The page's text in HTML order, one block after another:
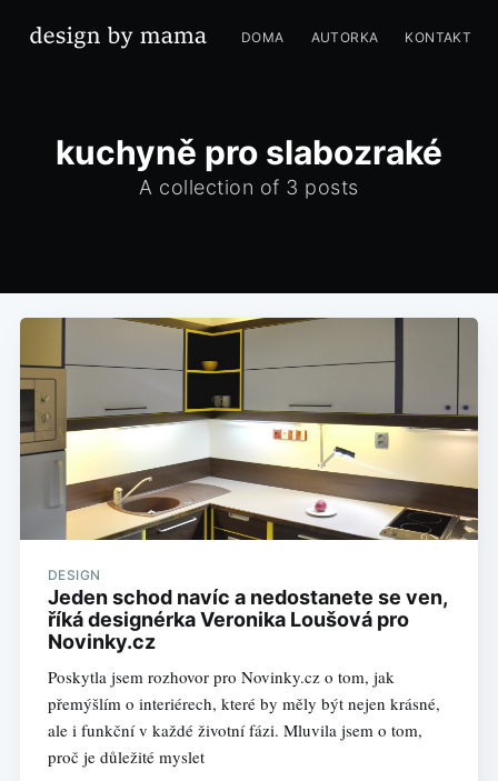
DOMA AUTORKA KONTAKT
kuchyně pro slabozraké
A collection of 3 posts
DESIGN
Jeden schod navíc a nedostanete se ven,
říká designérka Veronika Loušová pro
Novinky.cz
Poskytla jsem rozhovor pro Novinky.cz o tom, jak
přemýšlím o interiérech, které by měly být nejen krásné,
ale i funkční v každé životní fázi. Mluvila jsem o tom,
proč je důležité myslet